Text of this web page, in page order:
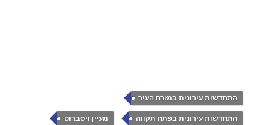
התחדשות עירונית במזרח העיר ,
התחדשות עירונית בפתח תקווה , מעיין ויסברוט ,